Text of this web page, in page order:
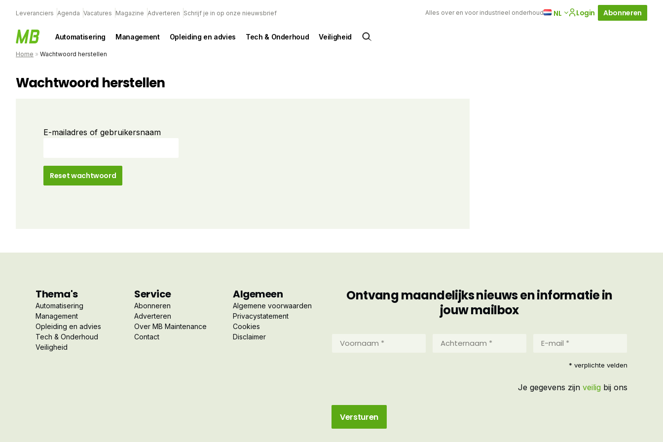
Leveranciers Agenda Vacatures Magazine Adverteren Schrijf je in op onze nieuwsbrief Alles over en voor industrieel onderhoud NL Login Abonneren
Automatisering Management Opleiding en advies Tech & Onderhoud Veiligheid
Home » Wachtwoord herstellen
Wachtwoord herstellen
E-mailadres of gebruikersnaam
Reset wachtwoord
Thema's
Automatisering
Management
Opleiding en advies
Tech & Onderhoud
Veiligheid
Service
Abonneren
Adverteren
Over MB Maintenance
Contact
Algemeen
Algemene voorwaarden
Privacystatement
Cookies
Disclaimer
Ontvang maandelijks nieuws en informatie in
jouw mailbox
Achternaam
mail
* verplichte velden
Je gegevens zijn veilig bij ons